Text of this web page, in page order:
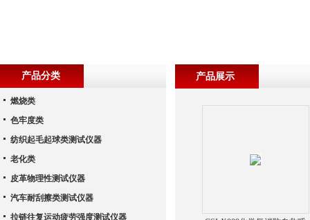
产品展示
产品分类
燃烧类
色牢度类
纺织起毛起球类测试仪器
老化类
皮革物理性测试仪器
汽车耐刮擦类测试仪器
拉链往复运动疲劳强度测试仪器